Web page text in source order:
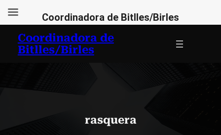
contingut
Coordinadora de
Bitlles/Birles
rasquera
Coordinadora de Bitlles/Birles